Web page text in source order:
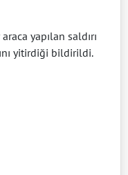
yapılan saldırı
yitirdiği bildirildi.